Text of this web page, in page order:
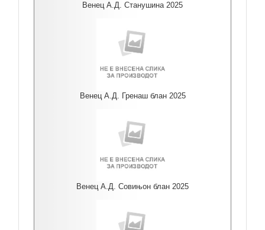
Венец А.Д. Станушина 2025
Венец А.Д. Гренаш блан 2025
Венец А.Д. Совињон блан 2025